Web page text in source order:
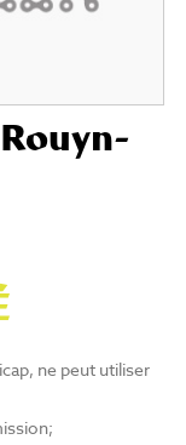
ne peut utiliser